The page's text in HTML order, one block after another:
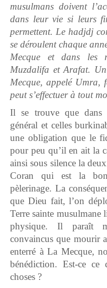
musulmans doivent
dans leur vie si leurs
permettent. Le hadjdj
se déroulent chaque
Mecque et dans les
Muzdalifa et Arafat.
Mecque, appelé
peut s’effectuer à tout
Il se trouve que dans
général et celles
une obligation que le
pour peu qu’il en ait la
ainsi sous silence la
Coran qui est la
pèlerinage. La
que Dieu fait, l’on
Terre sainte musulmane
physique. Il paraît
convaincus que mourir
enterré à La Mecque,
bénédiction. Est-ce
choses ?